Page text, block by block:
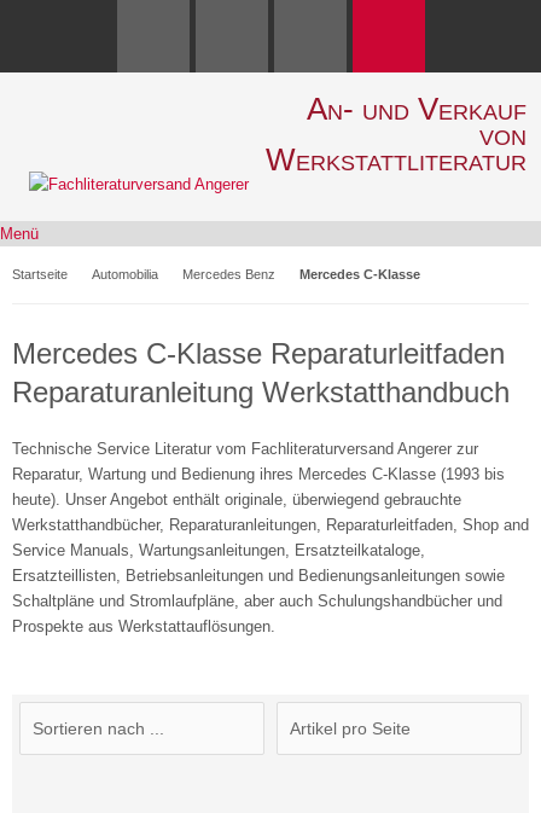
An- und Verkauf
von
Werkstattliteratur
Menü
Startseite Automobilia Mercedes Benz Mercedes C-Klasse
Mercedes C-Klasse Reparaturleitfaden
Reparaturanleitung Werkstatthandbuch
Technische Service Literatur vom Fachliteraturversand Angerer zur
Reparatur, Wartung und Bedienung ihres Mercedes C-Klasse (1993 bis
heute). Unser Angebot enthält originale, überwiegend gebrauchte
Werkstatthandbücher, Reparaturanleitungen, Reparaturleitfaden, Shop and
Service Manuals, Wartungsanleitungen, Ersatzteilkataloge,
Ersatzteillisten, Betriebsanleitungen und Bedienungsanleitungen sowie
Schaltpläne und Stromlaufpläne, aber auch Schulungshandbücher und
Prospekte aus Werkstattauflösungen.